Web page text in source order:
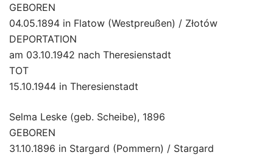
GEBOREN
04.05.1894 in Flatow (Westpreußen) / Złotów
DEPORTATION
am 03.10.1942 nach Theresienstadt
TOT
15.10.1944 in Theresienstadt
Selma Leske (geb. Scheibe), 1896
GEBOREN
31.10.1896 in Stargard (Pommern) / Stargard